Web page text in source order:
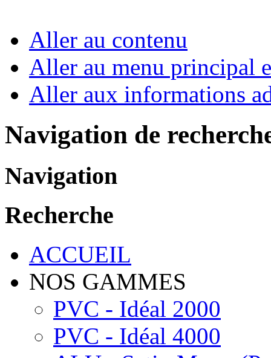
Aller au contenu
Aller au menu principal
Aller aux informations
Navigation de
Navigation
Recherche
ACCUEIL
NOS GAMMES
PVC - Idéal 2000
PVC - Idéal 4000